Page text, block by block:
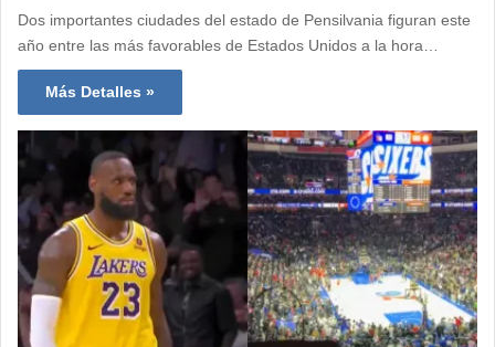
Dos importantes ciudades del estado de Pensilvania figuran este
año entre las más favorables de Estados Unidos a la hora…
Más Detalles »